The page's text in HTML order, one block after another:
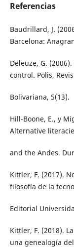
Referencias
Baudrillard, J.
Barcelona:
Deleuze, G.
control. Polis,
Bolivariana, 5(13).
Hill-Boone, E., y
Alternative
and the Andes.
Kittler, F. (2017).
filosofía de la
Editorial
Kittler, F. (2018).
una genealogía